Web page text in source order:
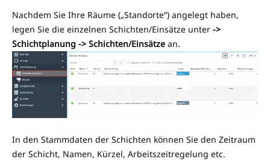
Nachdem Sie Ihre Räume („Standorte“) angelegt haben,
legen Sie die einzelnen Schichten/Einsätze unter ->
Schichtplanung -> Schichten/Einsätze an.
In den Stammdaten der Schichten können Sie den Zeitraum
der Schicht, Namen, Kürzel, Arbeitszeitregelung etc.